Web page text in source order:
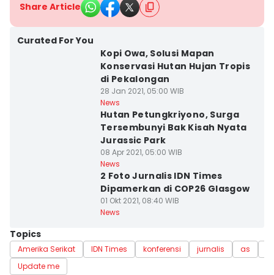
Share Article
Curated For You
Kopi Owa, Solusi Mapan
Konservasi Hutan Hujan Tropis
di Pekalongan
28 Jan 2021, 05:00 WIB
News
Hutan Petungkriyono, Surga
Tersembunyi Bak Kisah Nyata
Jurassic Park
08 Apr 2021, 05:00 WIB
News
2 Foto Jurnalis IDN Times
Dipamerkan di COP26 Glasgow
01 Okt 2021, 08:40 WIB
News
Topics
Amerika Serikat IDN Times konferensi jurnalis as
Update me